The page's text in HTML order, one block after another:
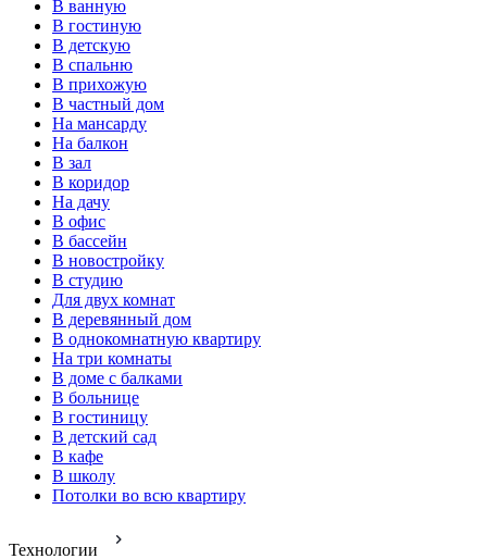
В ванную
В гостиную
В детскую
В спальню
В прихожую
В частный дом
На мансарду
На балкон
В зал
В коридор
На дачу
В офис
В бассейн
В новостройку
В студию
Для двух комнат
В деревянный дом
В однокомнатную квартиру
На три комнаты
В доме с балками
В больнице
В гостиницу
В детский сад
В кафе
В школу
Потолки во всю квартиру
Технологии